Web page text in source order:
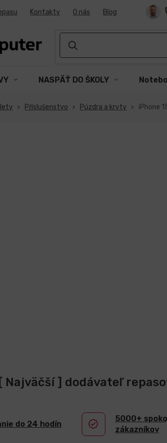
Kontakty O nás Blog
NASPÄŤ DO ŠKOLY
Příslušenstvo Púzdra a kryty iPhone
[ Najväčší ] dodávateľ
do 24 hodín
5000+
zákazníkov